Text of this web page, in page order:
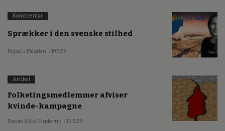
Kommentar
Sprækker i den svenske stilhed
Kajsa Li Paludan / 19.5.26
Artikel
Folketingsmedlemmer afviser
kvinde-kampagne
Daniel Holst Pinderup / 13.5.26